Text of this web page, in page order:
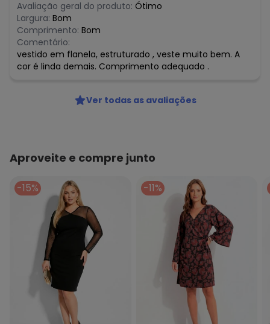
Avaliação geral do produto: Ótimo
Largura: Bom
Comprimento: Bom
Comentário:
vestido em flanela, estruturado , veste muito bem. A
cor é linda demais. Comprimento adequado .
Ver todas as avaliações
Aproveite e compre junto
-15% -11%